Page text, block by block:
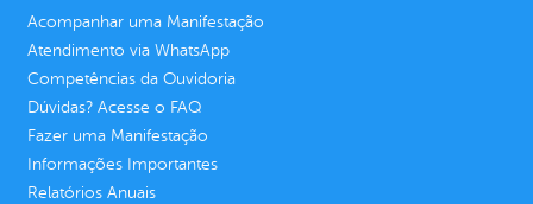
Acompanhar uma Manifestação
Atendimento via WhatsApp
Competências da Ouvidoria
Dúvidas? Acesse o FAQ
Fazer uma Manifestação
Informações Importantes
Relatórios Anuais